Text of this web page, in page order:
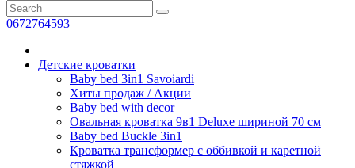
0672764593
Детские кроватки
Baby bed 3in1 Savoiardi
Хиты продаж / Aкции
Baby bed with decor
Овальная кроватка 9в1 Deluxe шириной 70 см
Baby bed Buckle 3in1
Кроватка транcформер с оббивкой и каретной
стяжкой